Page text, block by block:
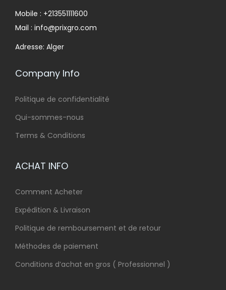
Mobile : +213551111600
Mail : info@prixgro.com
Adresse: Alger
Company Info
Politique de confidentialité
Qui-sommes-nous
Terms & Conditions
ACHAT INFO
Comment Acheter
Expédition & Livraison
Politique de remboursement et de retour
Méthodes de paiement
Conditions d’achat en gros ( Professionnel )